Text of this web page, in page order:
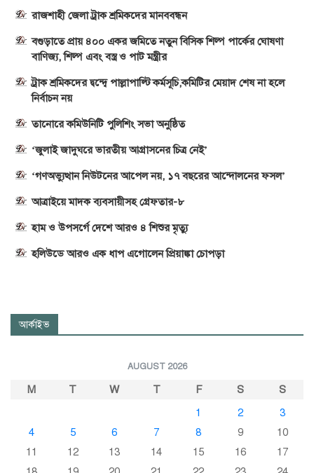
রাজশাহী জেলা ট্রাক শ্রমিকদের মানববন্ধন
বগুড়াতে প্রায় ৪০০ একর জমিতে নতুন বিসিক শিল্প পার্কের ঘোষণা
বাণিজ্য, শিল্প এবং বস্ত্র ও পাট মন্ত্রীর
ট্রাক শ্রমিকদের দ্বন্দ্বে পাল্লাপাল্টি কর্মসূচি,কমিটির মেয়াদ শেষ না হলে
নির্বাচন নয়
তানোরে কমিউনিটি পুলিশিং সভা অনুষ্ঠিত
‘জুলাই জাদুঘরে ভারতীয় আগ্রাসনের চিত্র নেই’
‘গণঅভ্যুত্থান নিউটনের আপেল নয়, ১৭ বছরের আন্দোলনের ফসল’
আত্রাইয়ে মাদক ব্যবসায়ীসহ গ্রেফতার-৮
হাম ও উপসর্গে দেশে আরও ৪ শিশুর মৃত্যু
হলিউডে আরও এক ধাপ এগোলেন প্রিয়াঙ্কা চোপড়া
আর্কাইভ
AUGUST 2026
M T W T F S
S
1
2
3
4
5 6 7 8 9
10
11
12 13 14 15 16
17